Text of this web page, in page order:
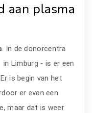
aan plasma
. In de donorcentra
in Limburg - is er een
is begin van het
er even een
maar dat is weer